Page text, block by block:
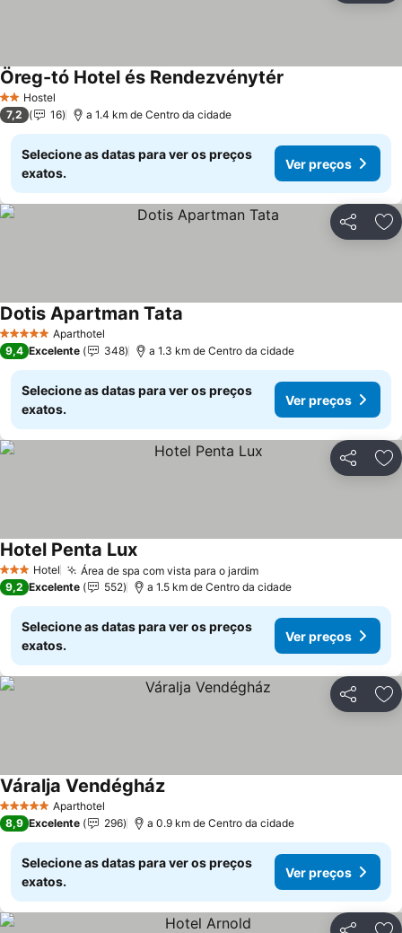
2 Estrelas
Hostel
Öreg-tó Hotel és Rendezvénytér
7,2 16 a 1.4 km de Centro da cidade
Selecione as datas para ver os preços
exatos.
Ver preços
Partilhar
5 Estrelas Aparthotel
Dotis Apartman Tata
9,4 Excelente 348 a 1.3 km de Centro da cidade
Selecione as datas para ver os preços
exatos.
Ver preços
Partilhar
3 EstrelasHotel Área de spa com vista para o jardim
Hotel Penta Lux
9,2 Excelente 552 a 1.5 km de Centro da cidade
Selecione as datas para ver os preços
exatos.
Ver preços
Partilhar
5 Estrelas Aparthotel
Váralja Vendégház
8,9 Excelente 296 a 0.9 km de Centro da cidade
Selecione as datas para ver os preços
exatos.
Ver preços